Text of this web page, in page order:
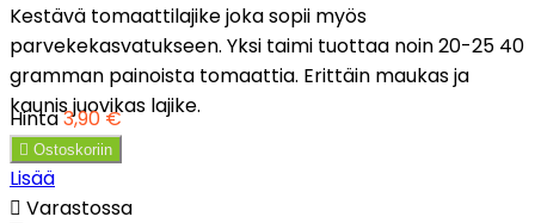
Kestävä tomaattilajike joka sopii myös
parvekekasvatukseen. Yksi taimi tuottaa noin 20-25 40
gramman painoista tomaattia. Erittäin maukas ja
kaunis juovikas lajike.
Hinta3,90 €
 Ostoskoriin
Lisää
 Varastossa